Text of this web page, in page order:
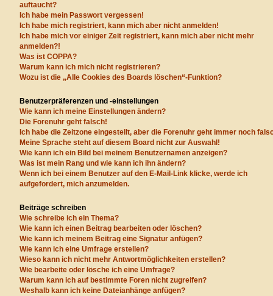
auftaucht?
Ich habe mein Passwort vergessen!
Ich habe mich registriert, kann mich aber nicht anmelden!
Ich habe mich vor einiger Zeit registriert, kann mich aber nicht mehr
anmelden?!
Was ist COPPA?
Warum kann ich mich nicht registrieren?
Wozu ist die „Alle Cookies des Boards löschen“-Funktion?
Benutzerpräferenzen und -einstellungen
Wie kann ich meine Einstellungen ändern?
Die Forenuhr geht falsch!
Ich habe die Zeitzone eingestellt, aber die Forenuhr geht immer noch
Meine Sprache steht auf diesem Board nicht zur Auswahl!
Wie kann ich ein Bild bei meinem Benutzernamen anzeigen?
Was ist mein Rang und wie kann ich ihn ändern?
Wenn ich bei einem Benutzer auf den E-Mail-Link klicke, werde ich
aufgefordert, mich anzumelden.
Beiträge schreiben
Wie schreibe ich ein Thema?
Wie kann ich einen Beitrag bearbeiten oder löschen?
Wie kann ich meinem Beitrag eine Signatur anfügen?
Wie kann ich eine Umfrage erstellen?
Wieso kann ich nicht mehr Antwortmöglichkeiten erstellen?
Wie bearbeite oder lösche ich eine Umfrage?
Warum kann ich auf bestimmte Foren nicht zugreifen?
Weshalb kann ich keine Dateianhänge anfügen?